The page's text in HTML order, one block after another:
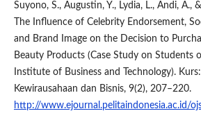
Suyono, S., Augustin, Y., Lydia, L., Andi, A.,
The Influence of Celebrity Endorsement,
and Brand Image on the Decision to
Beauty Products (Case Study on Students
Institute of Business and Technology).
Kewirausahaan dan Bisnis, 9(2), 207–220.
http://www.ejournal.pelitaindonesia.ac.id/